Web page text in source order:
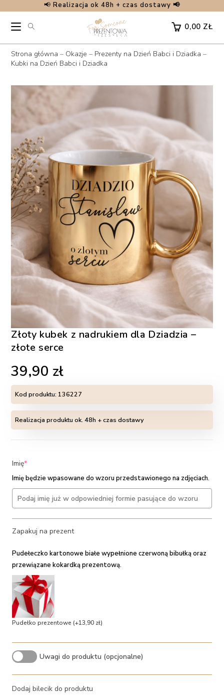
content
📢 Realizacja ok 48h + czas dostawy 📢
0,00 ZŁ
Strona główna – Okazje – Prezenty na Dzień Babci i Dziadka –
Kubki na Dzień Babci i Dziadka
Złoty kubek z nadrukiem dla Dziadzia –
złote serce
39,90 zł
Kod produktu: 136227
Realizacja produktu ok. 48h + czas dostawy
Imię*(required)
Imię będzie wpasowane do wzoru przedstawionego na zdjęciach.
Zapakuj na prezent
Pudełeczko kartonowe białe wypełnione czerwoną bibułką oraz
przewiązane kokardką prezentową.
Pudełko prezentowe (+13,90 zł)
Uwagi do produktu (opcjonalne)
Dodaj bilecik do produktu